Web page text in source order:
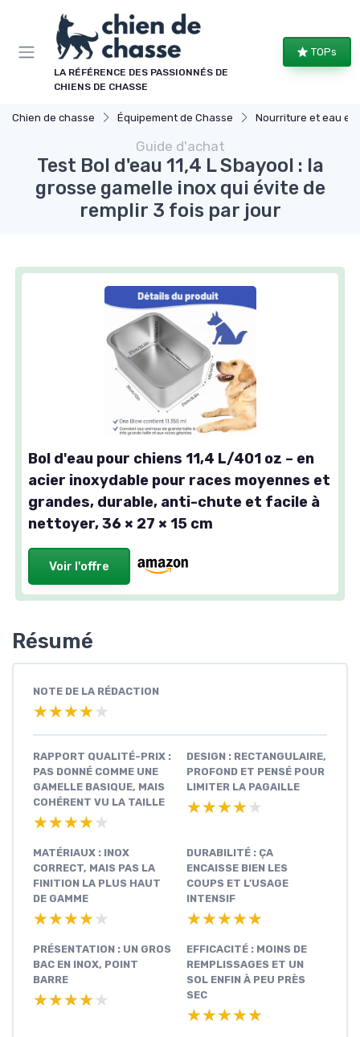
LA RÉFÉRENCE DES PASSIONNÉS DE
CHIENS DE CHASSE
TOPs
Chien de chasse Équipement de Chasse Nourriture et eau en
Guide d'achat
Test Bol d'eau 11,4 L Sbayool : la
grosse gamelle inox qui évite de
remplir 3 fois par jour
Bol d'eau pour chiens 11,4 L/401 oz – en
acier inoxydable pour races moyennes et
grandes, durable, anti-chute et facile à
nettoyer, 36 × 27 × 15 cm
Voir l'offre
Résumé
NOTE DE LA RÉDACTION
★★★★★
★★★★★
RAPPORT QUALITÉ-PRIX :
PAS DONNÉ COMME UNE
GAMELLE BASIQUE, MAIS
COHÉRENT VU LA TAILLE
★★★★★
★★★★★
DESIGN : RECTANGULAIRE,
PROFOND ET PENSÉ POUR
LIMITER LA PAGAILLE
★★★★★
★★★★★
MATÉRIAUX : INOX
CORRECT, MAIS PAS LA
FINITION LA PLUS HAUT
DE GAMME
★★★★★
★★★★★
DURABILITÉ : ÇA
ENCAISSE BIEN LES
COUPS ET L’USAGE
INTENSIF
★★★★★
★★★★★
PRÉSENTATION : UN GROS
BAC EN INOX, POINT
BARRE
★★★★★
★★★★★
EFFICACITÉ : MOINS DE
REMPLISSAGES ET UN
SOL ENFIN À PEU PRÈS
SEC
★★★★★
★★★★★
Panneau de gestion des cookies